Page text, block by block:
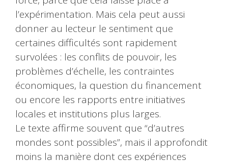
l’expérimentation. Mais cela peut aussi
donner au lecteur le sentiment que
certaines difficultés sont rapidement
survolées : les conflits de pouvoir, les
problèmes d’échelle, les contraintes
économiques, la question du financement
ou encore les rapports entre initiatives
locales et institutions plus larges.
Le texte affirme souvent que “d’autres
mondes sont possibles”, mais il approfondit
moins la manière dont ces expériences